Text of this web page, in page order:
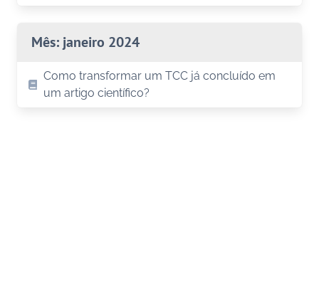
Mês: janeiro 2024
Como transformar um TCC já concluído em
um artigo científico?